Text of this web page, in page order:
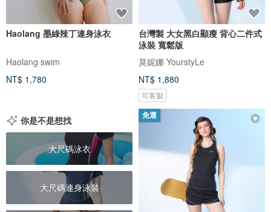
Haolang 墨綠辣丁連身泳衣
Haolang swim
NT$ 1,780
台灣製 大女黑白顯瘦 背心二件式
泳裝 寬鬆版
莫妮娜 YourstyLe
NT$ 1,880
可客製
你是不是想找
大尺碼泳衣
大尺碼連身泳裝
免運